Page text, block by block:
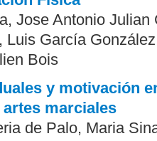
Jose Antonio Julian
Luis García
Bois
y motivación
marciales
de Palo, Maria